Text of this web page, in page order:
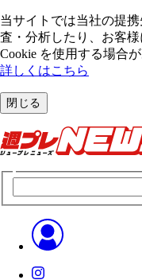
当サイトでは当社の提
査・分析したり、お客
Cookie を使⽤する場合が
詳しくはこちら
閉じる